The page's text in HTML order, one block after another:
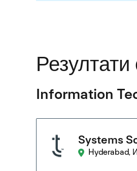
Information
Systems
Hyderabad,